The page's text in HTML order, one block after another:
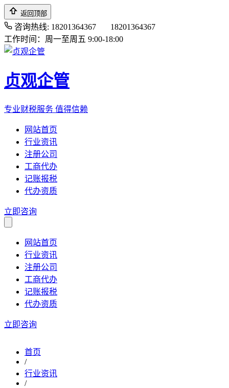
返回顶部
咨询热线: 18201364367
18201364367
工作时间：周一至周五 9:00-18:00
贞观企管
专业财税服务 值得信赖
网站首页
行业资讯
注册公司
工商代办
记账报税
代办资质
立即咨询
网站首页
行业资讯
注册公司
工商代办
记账报税
代办资质
立即咨询
首页
/
行业资讯
/